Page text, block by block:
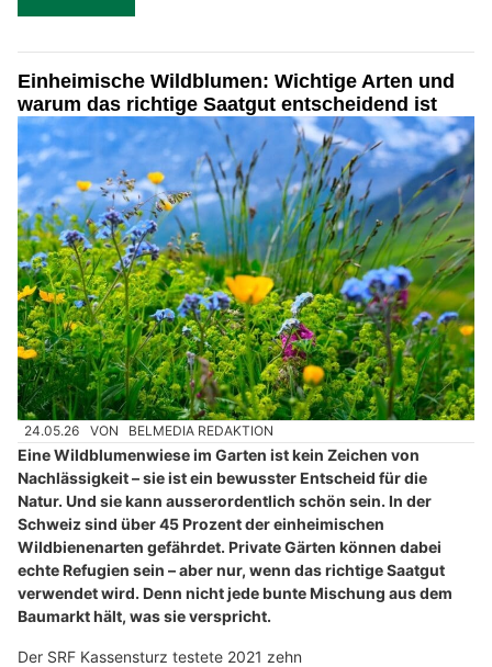
Einheimische Wildblumen: Wichtige Arten und
warum das richtige Saatgut entscheidend ist
24.05.26 VON BELMEDIA REDAKTION
Eine Wildblumenwiese im Garten ist kein Zeichen von
Nachlässigkeit – sie ist ein bewusster Entscheid für die
Natur. Und sie kann ausserordentlich schön sein. In der
Schweiz sind über 45 Prozent der einheimischen
Wildbienenarten gefährdet. Private Gärten können dabei
echte Refugien sein – aber nur, wenn das richtige Saatgut
verwendet wird. Denn nicht jede bunte Mischung aus dem
Baumarkt hält, was sie verspricht.
Der SRF Kassensturz testete 2021 zehn